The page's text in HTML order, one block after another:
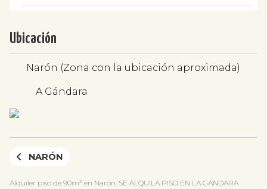
Ubicación
Narón (Zona con la ubicación aproximada)
A Gándara
NARÓN
Alquiler piso de 90m² en Narón. SE ALQUILA PISO EN LA GANDARA